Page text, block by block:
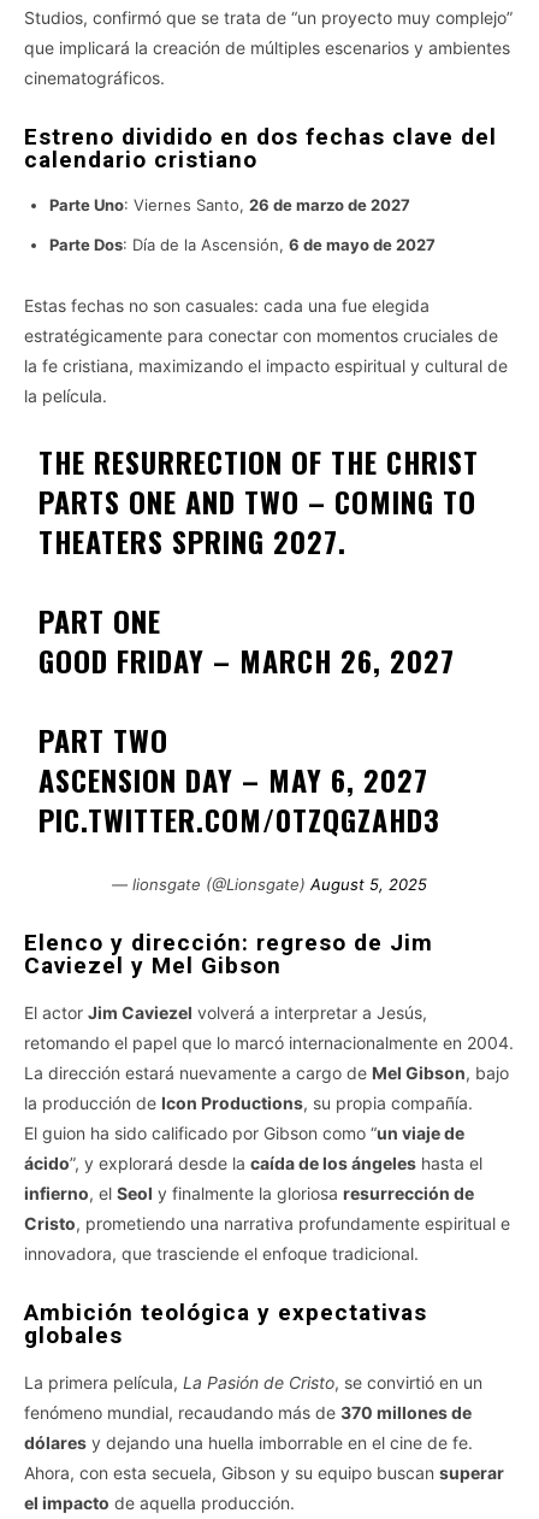
Studios, confirmó que se trata de “un proyecto muy complejo”
que implicará la creación de múltiples escenarios y ambientes
cinematográficos.
Estreno dividido en dos fechas clave del
calendario cristiano
Parte Uno: Viernes Santo, 26 de marzo de 2027
Parte Dos: Día de la Ascensión, 6 de mayo de 2027
Estas fechas no son casuales: cada una fue elegida
estratégicamente para conectar con momentos cruciales de
la fe cristiana, maximizando el impacto espiritual y cultural de
la película.
THE RESURRECTION OF THE CHRIST
PARTS ONE AND TWO – COMING TO
THEATERS SPRING 2027.
PART ONE
GOOD FRIDAY – MARCH 26, 2027
PART TWO
ASCENSION DAY – MAY 6, 2027
PIC.TWITTER.COM/0TZQGZAHD3
— lionsgate (@Lionsgate) August 5, 2025
Elenco y dirección: regreso de Jim
Caviezel y Mel Gibson
El actor Jim Caviezel volverá a interpretar a Jesús,
retomando el papel que lo marcó internacionalmente en 2004.
La dirección estará nuevamente a cargo de Mel Gibson, bajo
la producción de Icon Productions, su propia compañía.
El guion ha sido calificado por Gibson como “un viaje de
ácido”, y explorará desde la caída de los ángeles hasta el
infierno, el Seol y finalmente la gloriosa resurrección de
Cristo, prometiendo una narrativa profundamente espiritual e
innovadora, que trasciende el enfoque tradicional.
Ambición teológica y expectativas
globales
La primera película, La Pasión de Cristo, se convirtió en un
fenómeno mundial, recaudando más de 370 millones de
dólares y dejando una huella imborrable en el cine de fe.
Ahora, con esta secuela, Gibson y su equipo buscan superar
el impacto de aquella producción.